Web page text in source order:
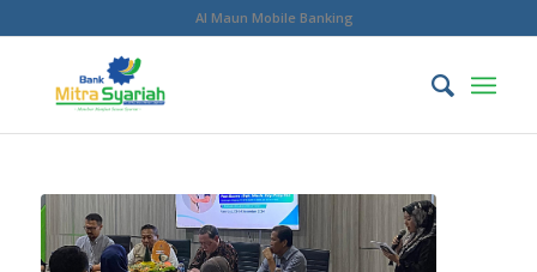
Al Maun Mobile Banking